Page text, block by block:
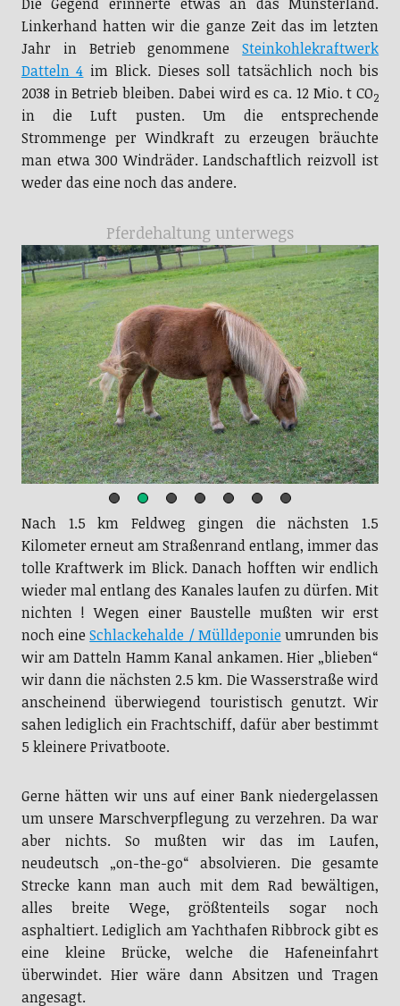
Die Gegend erinnerte etwas an das Münsterland.
Linkerhand hatten wir die ganze Zeit das im letzten
Jahr in Betrieb genommeneSteinkohlekraftwerk
Datteln 4 im Blick. Dieses soll tatsächlich noch bis
2038 in Betrieb bleiben. Dabei wird es ca. 12 Mio. t CO2
in die Luft pusten. Um die entsprechende
Strommenge per Windkraft zu erzeugen bräuchte
man etwa 300 Windräder. Landschaftlich reizvoll ist
weder das eine noch das andere.
Pferdehaltung unterwegs
Nach 1.5 km Feldweg gingen die nächsten 1.5
Kilometer erneut am Straßenrand entlang, immer das
tolle Kraftwerk im Blick. Danach hofften wir endlich
wieder mal entlang des Kanales laufen zu dürfen. Mit
nichten ! Wegen einer Baustelle mußten wir erst
noch eineSchlackehalde / Mülldeponieumrunden bis
wir am Datteln Hamm Kanal ankamen. Hier „blieben“
wir dann die nächsten 2.5 km. Die Wasserstraße wird
anscheinend überwiegend touristisch genutzt. Wir
sahen lediglich ein Frachtschiff, dafür aber bestimmt
5 kleinere Privatboote.
Gerne hätten wir uns auf einer Bank niedergelassen
um unsere Marschverpflegung zu verzehren. Da war
aber nichts. So mußten wir das im Laufen,
neudeutsch „on-the-go“ absolvieren. Die gesamte
Strecke kann man auch mit dem Rad bewältigen,
alles breite Wege, größtenteils sogar noch
asphaltiert. Lediglich am Yachthafen Ribbrock gibt es
eine kleine Brücke, welche die Hafeneinfahrt
überwindet. Hier wäre dann Absitzen und Tragen
angesagt.